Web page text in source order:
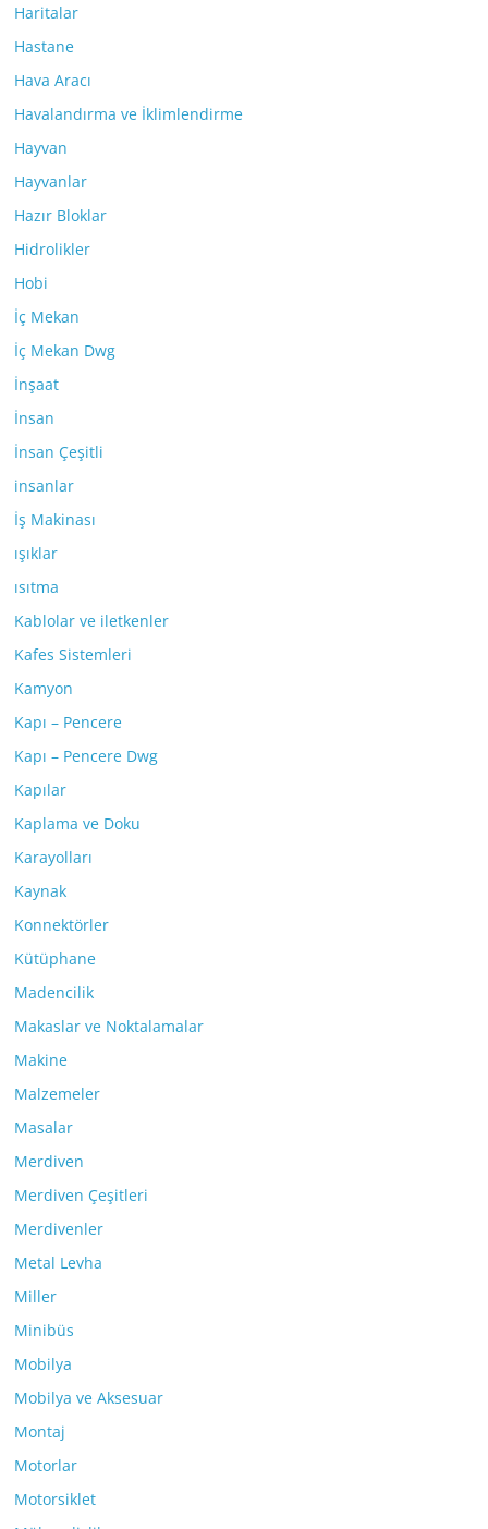
Haritalar
Hastane
Hava Aracı
Havalandırma ve İklimlendirme
Hayvan
Hayvanlar
Hazır Bloklar
Hidrolikler
Hobi
İç Mekan
İç Mekan Dwg
İnşaat
İnsan
İnsan Çeşitli
insanlar
İş Makinası
ışıklar
ısıtma
Kablolar ve iletkenler
Kafes Sistemleri
Kamyon
Kapı – Pencere
Kapı – Pencere Dwg
Kapılar
Kaplama ve Doku
Karayolları
Kaynak
Konnektörler
Kütüphane
Madencilik
Makaslar ve Noktalamalar
Makine
Malzemeler
Masalar
Merdiven
Merdiven Çeşitleri
Merdivenler
Metal Levha
Miller
Minibüs
Mobilya
Mobilya ve Aksesuar
Montaj
Motorlar
Motorsiklet